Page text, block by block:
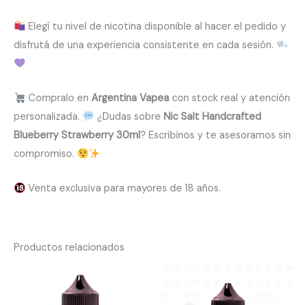
Elegí tu nivel de nicotina disponible al hacer el pedido y
disfrutá de una experiencia consistente en cada sesión.
Compralo en Argentina Vapeacon stock real y atención
personalizada.
¿Dudas sobre Nic Salt Handcrafted
Blueberry Strawberry 30ml? Escribinos y te asesoramos sin
compromiso.
Venta exclusiva para mayores de 18 años.
Productos relacionados